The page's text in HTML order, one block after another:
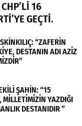
16
GEÇTİ.
“ZAFERİN
DESTANIN ADI AZİZ
ŞAHİN: “15
MİLLETİMİZİN YAZDIĞI
DESTANIDIR ”